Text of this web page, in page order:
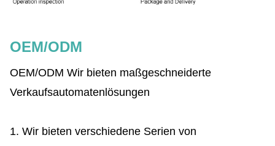
OEM/ODM
OEM/ODM Wir bieten maßgeschneiderte
Verkaufsautomatenlösungen
1. Wir bieten verschiedene Serien von